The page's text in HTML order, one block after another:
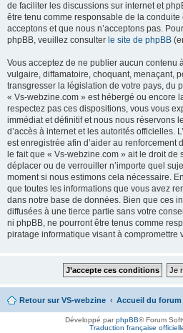
de faciliter les discussions sur internet et
être tenu comme responsable de la
acceptons et que nous n’acceptons pas.
phpBB, veuillez consulter le site de phpBB
Vous acceptez de ne publier aucun contenu
vulgaire, diffamatoire, choquant, menaçant,
transgresser la législation de votre pays, du
« Vs-webzine.com » est hébergé ou encore
respectez pas ces dispositions, vous vous
immédiat et définitif et nous nous réservons
d’accès à internet et les autorités officielles.
est enregistrée afin d’aider au renforcement
le fait que « Vs-webzine.com » ait le droit de
déplacer ou de verrouiller n’importe quel
moment si nous estimons cela nécessaire.
que toutes les informations que vous avez
dans notre base de données. Bien que ces
diffusées à une tierce partie sans votre
ni phpBB, ne pourront être tenus comme
piratage informatique visant à compromettre
Retour sur VS-webzine Accueil du forum
Développé parphpBB® Forum
Traduction française